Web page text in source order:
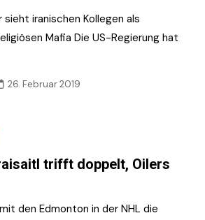
iranischen Kollegen als
Mafia Die US-Regierung hat
26. Februar 2019
trifft doppelt, Oilers
den Edmonton in der NHL die